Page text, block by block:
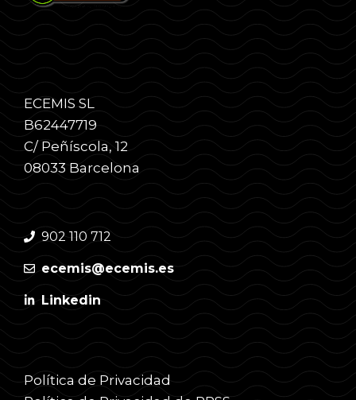
ECEMIS SL
B62447719
C/ Peñíscola, 12
08033 Barcelona
902 110 712
ecemis@ecemis.es
Linkedin
Política de Privacidad